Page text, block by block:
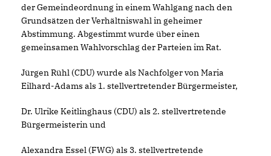
der Gemeindeordnung in einem Wahlgang nach den
Grundsätzen der Verhältniswahl in geheimer
Abstimmung. Abgestimmt wurde über einen
gemeinsamen Wahlvorschlag der Parteien im Rat.
Jürgen Rühl (CDU) wurde als Nachfolger von Maria
Eilhard-Adams als 1. stellvertretender Bürgermeister,
Dr. Ulrike Keitlinghaus (CDU) als 2. stellvertretende
Bürgermeisterin und
Alexandra Essel (FWG) als 3. stellvertretende